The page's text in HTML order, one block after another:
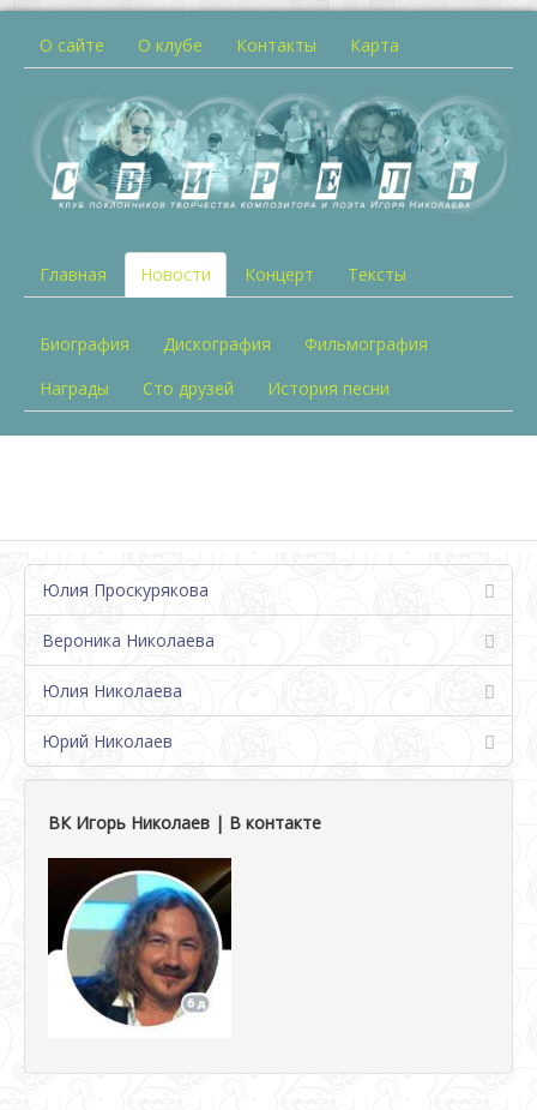
О сайте О клубе Контакты Карта
Главная Новости Концерт Тексты
Биография Дискография
Фильмография
Награды
Сто друзей История песни
Юлия Проскурякова
Вероника Николаева
Юлия Николаева
Юрий Николаев
ВК Игорь Николаев | В контакте